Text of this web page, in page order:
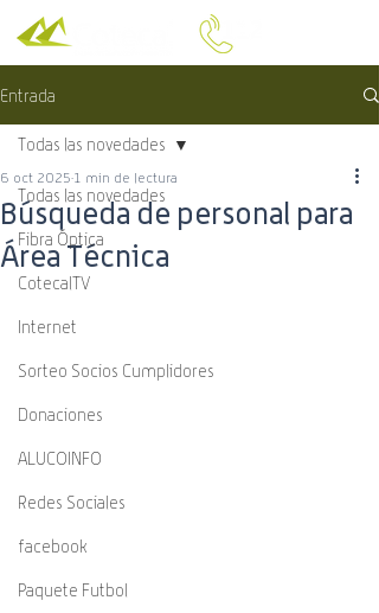
Entrada
Todas las novedades
Fibra Óptica
CotecalTV
Internet
Sorteo Socios Cumplidores
Donaciones
ALUCOINFO
Redes Sociales
facebook
Paquete Futbol
Todas las novedades
Búsqueda de personal para
Área Técnica
6 oct 2025 1 min de lectura